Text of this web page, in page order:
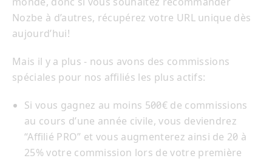
Nozbe à d’autres, récupérez votre URL unique dès
aujourd’hui!
Mais il y a plus - nous avons des commissions
spéciales pour nos affiliés les plus actifs:
Si vous gagnez au moins 500€ de commissions
au cours d’une année civile, vous deviendrez
“Affilié PRO” et vous augmenterez ainsi de 20 à
25% votre commission lors de votre première